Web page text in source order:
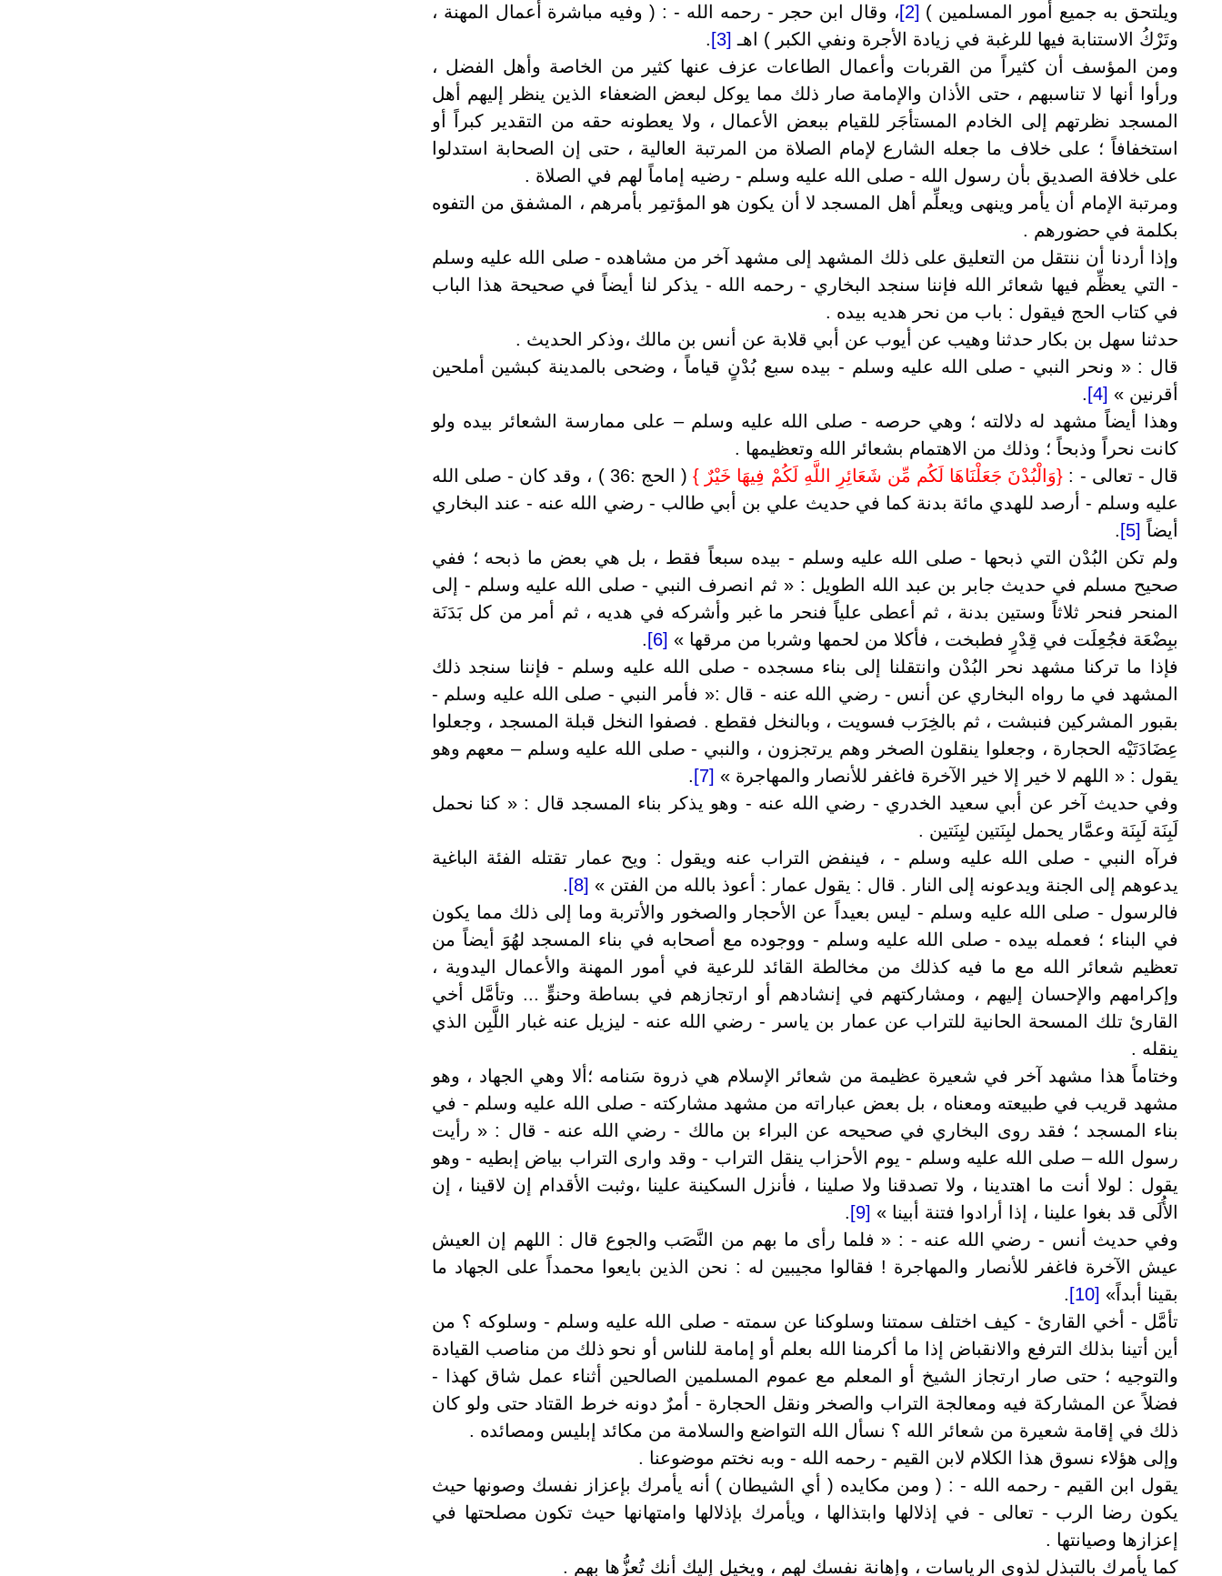
ويلتحق به جميع أمور المسلمين ) [2]
، وقال ابن حجر - رحمه الله - : ( وفيه مباشرة أعمال المهنة ،
وتَرْكُ الاستنابة فيها للرغبة في زيادة الأجرة ونفي الكبر ) اهـ [3]
.
ومن المؤسف أن كثيراً من القربات وأعمال الطاعات عزف عنها كثير من الخاصة وأهل الفضل ،
ورأوا أنها لا تناسبهم ، حتى الأذان والإمامة صار ذلك مما يوكل لبعض الضعفاء الذين ينظر إليهم أهل
المسجد نظرتهم إلى الخادم المستأجَر للقيام ببعض الأعمال ، ولا يعطونه حقه من التقدير كبراً أو
استخفافاً ؛ على خلاف ما جعله الشارع لإمام الصلاة من المرتبة العالية ، حتى إن الصحابة استدلوا
على خلافة الصديق بأن رسول الله - صلى الله عليه وسلم - رضيه إماماً لهم في الصلاة .
ومرتبة الإمام أن يأمر وينهى ويعلِّم أهل المسجد لا أن يكون هو المؤتمِر بأمرهم ، المشفق من التفوه
بكلمة في حضورهم .
وإذا أردنا أن ننتقل من التعليق على ذلك المشهد إلى مشهد آخر من مشاهده - صلى الله عليه وسلم
- التي يعظِّم فيها شعائر الله فإننا سنجد البخاري - رحمه الله - يذكر لنا أيضاً في صحيحة هذا الباب
في كتاب الحج فيقول : باب من نحر هديه بيده .
حدثنا سهل بن بكار حدثنا وهيب عن أيوب عن أبي قلابة عن أنس بن مالك ،وذكر الحديث .
قال : « ونحر النبي - صلى الله عليه وسلم - بيده سبع بُدْنٍ قياماً ، وضحى بالمدينة كبشين أملحين
أقرنين » [4]
.
وهذا أيضاً مشهد له دلالته ؛ وهي حرصه - صلى الله عليه وسلم – على ممارسة الشعائر بيده ولو
كانت نحراً وذبحاً ؛ وذلك من الاهتمام بشعائر الله وتعظيمها .
قال - تعالى - : {وَالْبُدْنَ جَعَلْنَاهَا لَكُم مِّن شَعَائِرِ اللَّهِ لَكُمْ فِيهَا خَيْرٌ } ( الحج :36 )
، وقد كان - صلى الله
عليه وسلم - أرصد للهدي مائة بدنة كما في حديث علي بن أبي طالب - رضي الله عنه - عند البخاري
أيضاً [5]
.
ولم تكن البُدْن التي ذبحها - صلى الله عليه وسلم - بيده سبعاً فقط ، بل هي بعض ما ذبحه ؛ ففي
صحيح مسلم في حديث جابر بن عبد الله الطويل : « ثم انصرف النبي - صلى الله عليه وسلم - إلى
المنحر فنحر ثلاثاً وستين بدنة ، ثم أعطى علياً فنحر ما غبر وأشركه في هديه ، ثم أمر من كل بَدَنَة
ببِضْعَة فجُعِلَت في قِدْرٍ فطبخت ، فأكلا من لحمها وشربا من مرقها » [6]
.
فإذا ما تركنا مشهد نحر البُدْن وانتقلنا إلى بناء مسجده - صلى الله عليه وسلم - فإننا سنجد ذلك
المشهد في ما رواه البخاري عن أنس - رضي الله عنه - قال :« فأمر النبي - صلى الله عليه وسلم -
بقبور المشركين فنبشت ، ثم بالخِرَب فسويت ، وبالنخل فقطع . فصفوا النخل قبلة المسجد ، وجعلوا
عِضَادَتَيْه الحجارة ، وجعلوا ينقلون الصخر وهم يرتجزون ، والنبي - صلى الله عليه وسلم – معهم وهو
يقول : « اللهم لا خير إلا خير الآخرة فاغفر للأنصار والمهاجرة » [7]
.
وفي حديث آخر عن أبي سعيد الخدري - رضي الله عنه - وهو يذكر بناء المسجد قال : « كنا نحمل
لَبِنَة لَبِنَة وعمَّار يحمل لبِنَتين لبِنَتين .
فرآه النبي - صلى الله عليه وسلم - ، فينفض التراب عنه ويقول : ويح عمار تقتله الفئة الباغية
يدعوهم إلى الجنة ويدعونه إلى النار . قال : يقول عمار : أعوذ بالله من الفتن » [8]
.
فالرسول - صلى الله عليه وسلم - ليس بعيداً عن الأحجار والصخور والأتربة وما إلى ذلك مما يكون
في البناء ؛ فعمله بيده - صلى الله عليه وسلم - ووجوده مع أصحابه في بناء المسجد لهُوَ أيضاً من
تعظيم شعائر الله مع ما فيه كذلك من مخالطة القائد للرعية في أمور المهنة والأعمال اليدوية ،
وإكرامهم والإحسان إليهم ، ومشاركتهم في إنشادهم أو ارتجازهم في بساطة وحنوٍّ ... وتأمَّل أخي
القارئ تلك المسحة الحانية للتراب عن عمار بن ياسر - رضي الله عنه - ليزيل عنه غبار اللَّبِن الذي
ينقله .
وختاماً هذا مشهد آخر في شعيرة عظيمة من شعائر الإسلام هي ذروة سَنامه ؛ألا وهي الجهاد ، وهو
مشهد قريب في طبيعته ومعناه ، بل بعض عباراته من مشهد مشاركته - صلى الله عليه وسلم - في
بناء المسجد ؛ فقد روى البخاري في صحيحه عن البراء بن مالك - رضي الله عنه - قال : « رأيت
رسول الله – صلى الله عليه وسلم - يوم الأحزاب ينقل التراب - وقد وارى التراب بياض إبطيه - وهو
يقول : لولا أنت ما اهتدينا ، ولا تصدقنا ولا صلينا ، فأنزل السكينة علينا ،وثبت الأقدام إن لاقينا ، إن
الأُلَى قد بغوا علينا ، إذا أرادوا فتنة أبينا » [9]
.
وفي حديث أنس - رضي الله عنه - : « فلما رأى ما بهم من النَّصَب والجوع قال : اللهم إن العيش
عيش الآخرة فاغفر للأنصار والمهاجرة ! فقالوا مجيبين له : نحن الذين بايعوا محمداً على الجهاد ما
بقينا أبداً» [10]
.
تأمَّل - أخي القارئ - كيف اختلف سمتنا وسلوكنا عن سمته - صلى الله عليه وسلم - وسلوكه ؟ من
أين أتينا بذلك الترفع والانقباض إذا ما أكرمنا الله بعلم أو إمامة للناس أو نحو ذلك من مناصب القيادة
والتوجيه ؛ حتى صار ارتجاز الشيخ أو المعلم مع عموم المسلمين الصالحين أثناء عمل شاق كهذا -
فضلاً عن المشاركة فيه ومعالجة التراب والصخر ونقل الحجارة - أمرٌ دونه خرط القتاد حتى ولو كان
ذلك في إقامة شعيرة من شعائر الله ؟ نسأل الله التواضع والسلامة من مكائد إبليس ومصائده .
وإلى هؤلاء نسوق هذا الكلام لابن القيم - رحمه الله - وبه نختم موضوعنا .
يقول ابن القيم - رحمه الله - : ( ومن مكايده ( أي الشيطان ) أنه يأمرك بإعزاز نفسك وصونها حيث
يكون رضا الرب - تعالى - في إذلالها وابتذالها ، ويأمرك بإذلالها وامتهانها حيث تكون مصلحتها في
إعزازها وصيانتها .
كما يأمرك بالتبذل لذوي الرياسات ، وإهانة نفسك لهم ، ويخيل إليك أنك تُعزُّها بهم .